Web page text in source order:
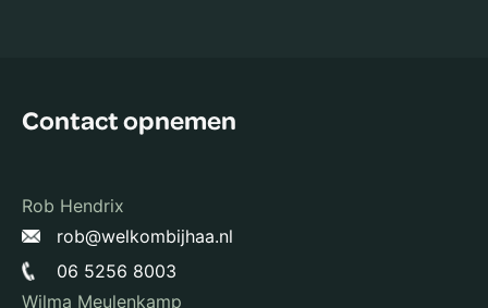
Contact opnemen
Rob Hendrix
rob@welkombijhaa.nl
06 5256 8003
Wilma Meulenkamp